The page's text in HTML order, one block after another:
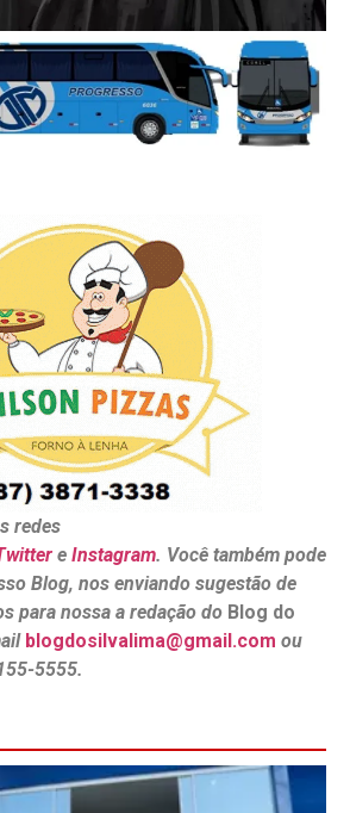
redes
e Instagram. Você também pode
Blog, nos enviando sugestão de
para nossa a redação do Blog do
blogdosilvalima@gmail.com ou
5555.